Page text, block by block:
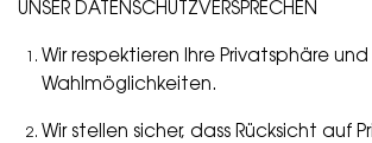
UNSER DATENSCHUTZVERSPRECHEN
Wir respektieren Ihre Privatsphäre und
Wahlmöglichkeiten.
Wir stellen sicher, dass Rücksicht auf